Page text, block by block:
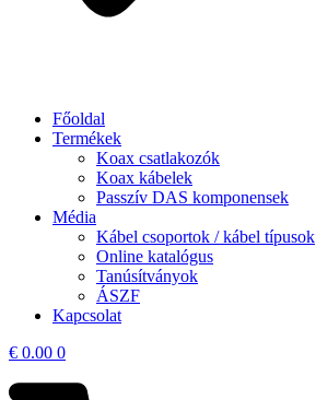
Főoldal
Termékek
Koax csatlakozók
Koax kábelek
Passzív DAS komponensek
Média
Kábel csoportok / kábel típusok
Online katalógus
Tanúsítványok
ÁSZF
Kapcsolat
€ 0.00 0